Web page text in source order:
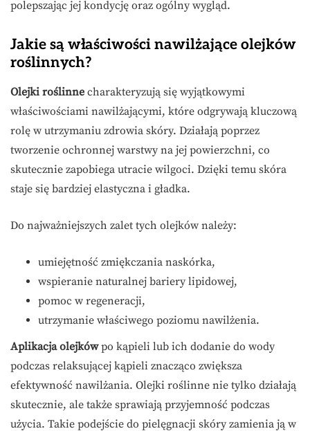
polepszając jej kondycję oraz ogólny wygląd.
Jakie są właściwości nawilżające olejków
roślinnych?
Olejki roślinne charakteryzują się wyjątkowymi
właściwościami nawilżającymi, które odgrywają kluczową
rolę w utrzymaniu zdrowia skóry. Działają poprzez
tworzenie ochronnej warstwy na jej powierzchni, co
skutecznie zapobiega utracie wilgoci. Dzięki temu skóra
staje się bardziej elastyczna i gładka.
Do najważniejszych zalet tych olejków należy:
umiejętność zmiękczania naskórka,
wspieranie naturalnej bariery lipidowej,
pomoc w regeneracji,
utrzymanie właściwego poziomu nawilżenia.
Aplikacja olejkówpo kąpieli lub ich dodanie do wody
podczas relaksującej kąpieli znacząco zwiększa
efektywność nawilżania. Olejki roślinne nie tylko działają
skutecznie, ale także sprawiają przyjemność podczas
użycia. Takie podejście do pielęgnacji skóry zamienia ją w